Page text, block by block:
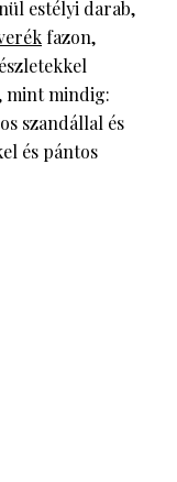
estélyi darab,
fazon,
mint mindig:
szandállal és
és pántos